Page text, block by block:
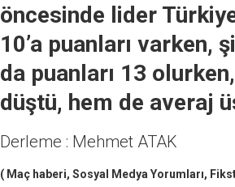
öncesinde lider
10’a puanları varken,
da puanları 13
düştü, hem de averaj
Derleme : Mehmet ATAK
( Maç haberi, Sosyal Medya Yorumları,